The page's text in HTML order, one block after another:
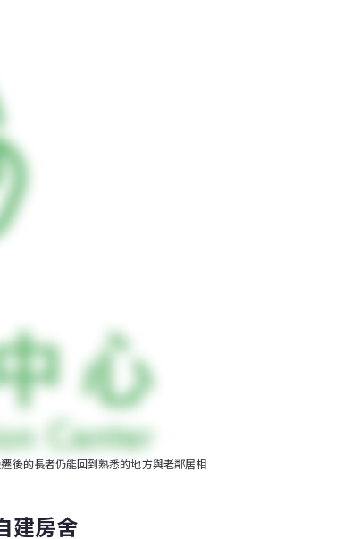
後的長者仍能回到熟悉的地方與老鄰居相
建房舍